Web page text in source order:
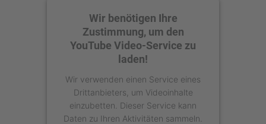
Wir benötigen Ihre
Zustimmung, um den
YouTube Video-Service zu
laden!
Wir verwenden einen Service eines
Drittanbieters, um Videoinhalte
einzubetten. Dieser Service kann
Daten zu Ihren Aktivitäten sammeln.